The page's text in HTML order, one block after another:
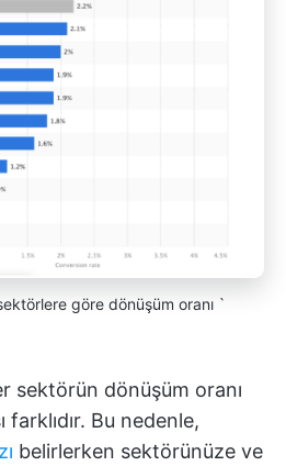
sektörlere göre dönüşüm oranı `
sektörün dönüşüm oranı
Bu nedenle,
belirlerken sektörünüze ve